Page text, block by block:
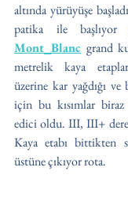
altında yürüyüşe
Mont_Blanc grand
metrelik kaya
üzerine kar yağdığı
için bu kısımlar biraz
edici oldu. III, III+
Kaya etabı bittikten
üstüne çıkıyor rota.